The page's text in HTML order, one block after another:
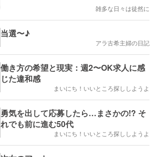
雑多な日々は徒然に
当選〜♪
アラ古希主婦の日記
働き方の希望と現実：週2〜OK求人に感
じた違和感
まいにち！いいところ探ししようよ
勇気を出して応募したら…まさかの!? そ
れでも前に進む50代
まいにち！いいところ探ししようよ